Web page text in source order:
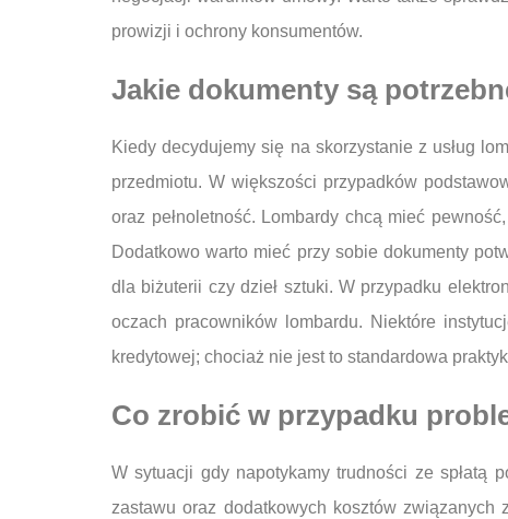
prowizji i ochrony konsumentów.
Jakie dokumenty są
Kiedy decydujemy się na skorzystanie z usług
przedmiotu. W większości przypadków
oraz pełnoletność. Lombardy chcą mieć
Dodatkowo warto mieć przy sobie dokumenty
dla biżuterii czy dzieł sztuki. W przypadku
oczach pracowników lombardu. Niektóre
kredytowej; chociaż nie jest to standardowa
Co zrobić w przypadku
W sytuacji gdy napotykamy trudności ze spłatą
zastawu oraz dodatkowych kosztów